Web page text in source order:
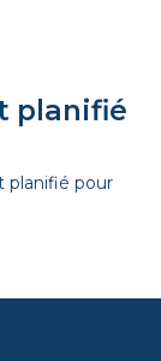
planifié
planifié pour